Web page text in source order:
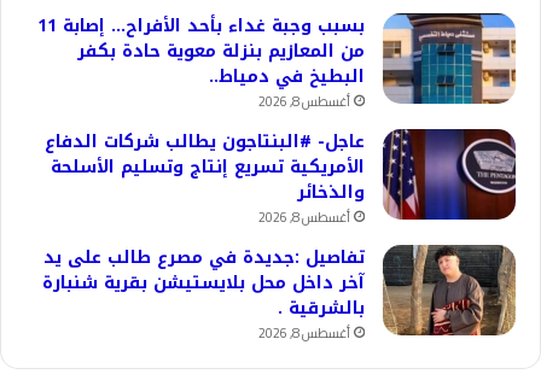
بسبب وجبة غداء بأحد الأفراح… إصابة 11
من المعازيم بنزلة معوية حادة بكفر
البطيخ في دمياط..
أغسطس 8, 2026
عاجل- #البنتاجون يطالب شركات الدفاع
الأمريكية تسريع إنتاج وتسليم الأسلحة
والذخائر
أغسطس 8, 2026
تفاصيل :جديدة في مصرع طالب على يد
آخر داخل محل بلايستيشن بقرية شنبارة
بالشرقية .
أغسطس 8, 2026